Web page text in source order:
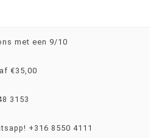
met een 9/10
€35,00
3153
+316 8550 4111